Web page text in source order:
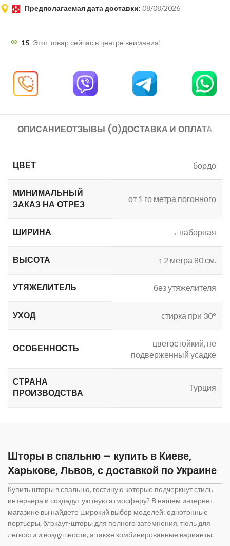
Предполагаемая дата доставки: 08/08/2026
15 Этот товар сейчас в центре внимания!
ОПИСАНИЕОТЗЫВЫ (0)ДОСТАВКА И ОПЛАТА
ЦВЕТ бордо
МИНИМАЛЬНЫЙ
ЗАКАЗ НА ОТРЕЗ от 1 го метра погонного
ШИРИНА → наборная
ВЫСОТА ↑ 2 метра 80 см.
УТЯЖЕЛИТЕЛЬ без утяжелителя
УХОД стирка при 30°
ОСОБЕННОСТЬ
цветостойкий, не
подверженный усадке
СТРАНА
ПРОИЗВОДСТВА
Турция
Шторы в спальню – купить в Киеве,
Харькове, Львов, с доставкой по Украине
Купить шторы в спальню, гостиную которые подчеркнут стиль
интерьера и создадут уютную атмосферу? В нашем интернет-
магазине вы найдете широкий выбор моделей: однотонные
портьеры, блэкаут-шторы для полного затемнения, тюль для
легкости и воздушности, а также комбинированные варианты.